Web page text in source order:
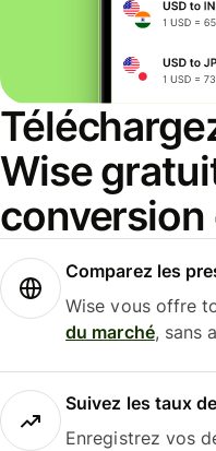
Wise
conversion
Comparez les
Wise vous offre
du marché, sans
Suivez les taux
Enregistrez vos